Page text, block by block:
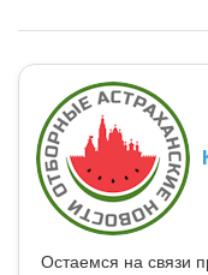
Остаемся на связи